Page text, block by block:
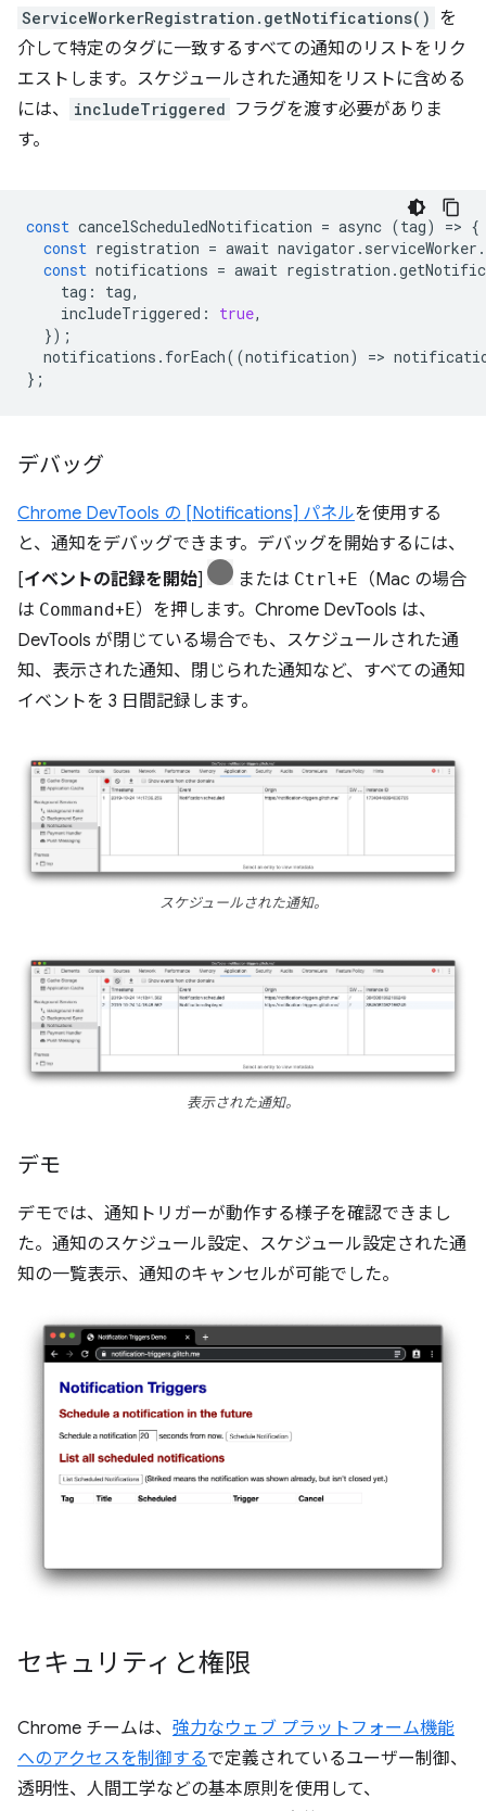
ServiceWorkerRegistration.getNotifications() を
介して特定のタグに一致するすべての通知のリストをリク
エストします。スケジュールされた通知をリストに含める
には、
includeTriggered フラグを渡す必要がありま
す。
const cancelScheduledNotification = async (tag) => {
const registration = await navigator . serviceWorker .
const notifications = await registration .
tag : tag,
includeTriggered : true,
});
notifications . forEach((notification) =>
};
デバッグ
Chrome DevTools の [Notifications] パネルを使用する
と、通知をデバッグできます。デバッグを開始するには、
[イベントの記録を開始] または Ctrl+E （Mac の場合
は Command+E）を押します。Chrome DevTools は、
DevTools が閉じている場合でも、スケジュールされた通
知、表示された通知、閉じられた通知など、すべての通知
イベントを 3 日間記録します。
スケジュールされた通知。
表示された通知。
デモ
デモでは、通知トリガーが動作する様子を確認できまし
た。通知のスケジュール設定、スケジュール設定された通
知の一覧表示、通知のキャンセルが可能でした。
セキュリティと権限
Chrome チームは、 強力なウェブ プラットフォーム機能
へのアクセスを制御するで定義されているユーザー制御、
透明性、人間工学などの基本原則を使用して、